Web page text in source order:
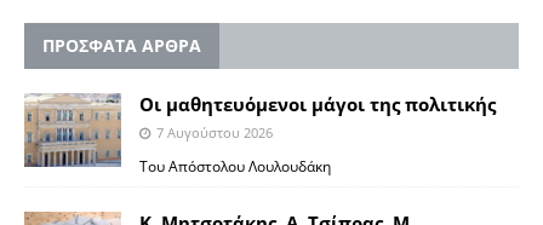
ΠΡΟΣΦΑΤΑ ΑΡΘΡΑ
Οι μαθητευόμενοι μάγοι της πολιτικής
7 Αυγούστου 2026
Του Απόστολου Λουλουδάκη